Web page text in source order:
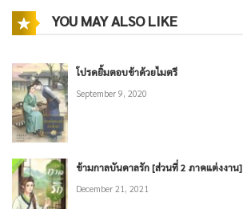
YOU MAY ALSO LIKE
โปรดยิ้มตอบข้าด้วยไมตรี
September 9, 2020
ข้ามกาลบันดาลรัก [ส่วนที่ 2 ภาคแต่งงาน]
December 21, 2021